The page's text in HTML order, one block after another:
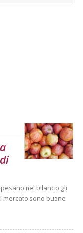
nel bilancio gli
mercato sono buone